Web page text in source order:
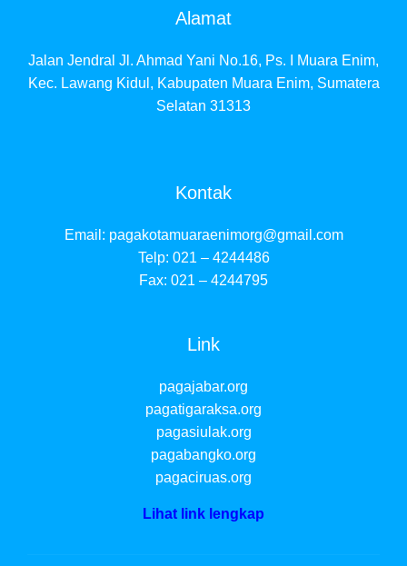
Alamat
Jalan Jendral Jl. Ahmad Yani No.16, Ps. I Muara Enim,
Kec. Lawang Kidul, Kabupaten Muara Enim, Sumatera
Selatan 31313
Kontak
Email: pagakotamuaraenimorg@gmail.com
Telp: 021 – 4244486
Fax: 021 – 4244795
Link
pagajabar.org
pagatigaraksa.org
pagasiulak.org
pagabangko.org
pagaciruas.org
Lihat link lengkap